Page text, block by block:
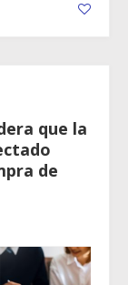
que la
de